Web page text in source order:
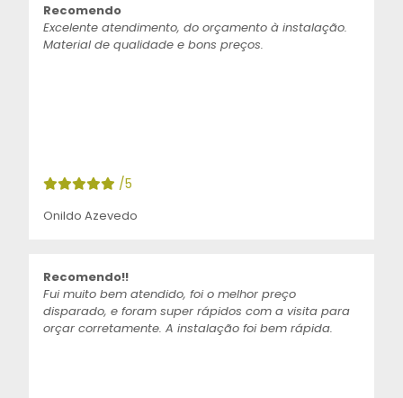
Recomendo
Excelente atendimento, do orçamento à instalação.
Material de qualidade e bons preços.
/5
Onildo Azevedo
Recomendo!!
Fui muito bem atendido, foi o melhor preço
disparado, e foram super rápidos com a visita para
orçar corretamente. A instalação foi bem rápida.